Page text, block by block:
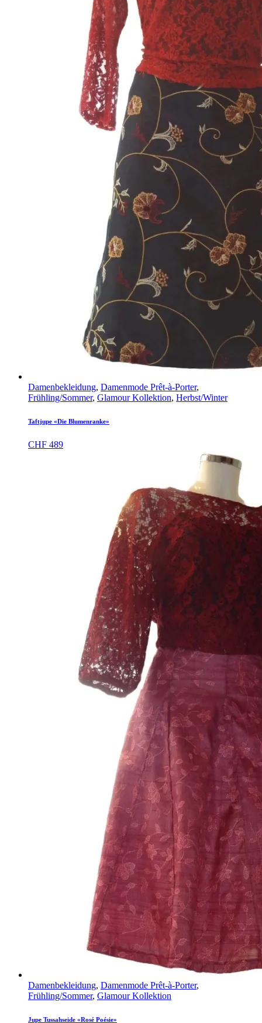
Damenbekleidung, Damenmode Prêt-à-Porter,
Frühling/Sommer, Glamour Kollektion, Herbst/Winter
Taftjupe «Die Blumenranke»
CHF 489
Damenbekleidung, Damenmode Prêt-à-Porter,
Frühling/Sommer, Glamour Kollektion
Jupe Tussahseide «Rosé Poésie»